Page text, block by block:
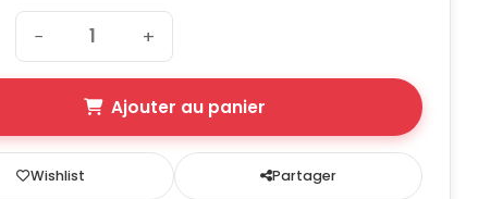
− +
Ajouter au panier
Wishlist Partager